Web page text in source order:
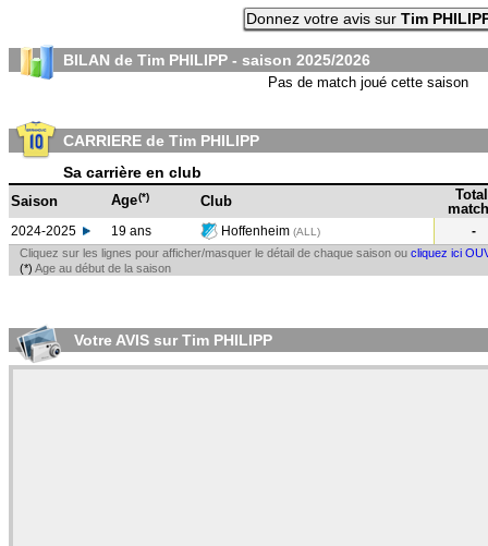
Donnez votre avis sur Tim
BILAN de Tim PHILIPP - saison 2025/2026
Pas de match joué cette saison
CARRIERE de Tim PHILIPP
Sa carrière en club
Saison Age(*) Club
Total
2024-2025 19 ans Hoffenheim (ALL ) -
Cliquez sur les lignes pour afficher/masquer le détail de chaque saison ou cliquez ici
(*) Age au début de la saison
Votre AVIS sur Tim PHILIPP